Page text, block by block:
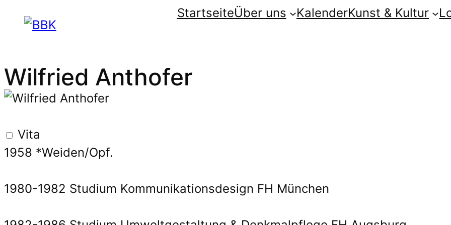
StartseiteÜber uns KalenderKunst & Kultur
Wilfried Anthofer
Vita
1958 *Weiden/Opf.
1980-1982 Studium Kommunikationsdesign FH München